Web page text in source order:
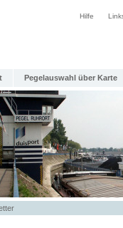
Hilfe
Pegelauswahl über Karte